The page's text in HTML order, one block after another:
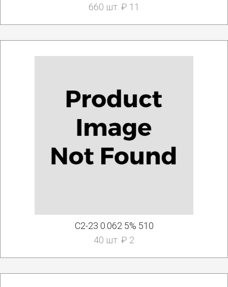
660 шт. ₽ 11
С2-23 0.062 5% 510
40 шт. ₽ 2